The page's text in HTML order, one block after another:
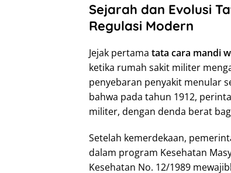
Sejarah dan Evolusi
Regulasi Modern
Jejak pertama tata cara mandi
ketika rumah sakit militer
penyebaran penyakit menular
bahwa pada tahun 1912,
militer, dengan denda berat
Setelah kemerdekaan,
dalam program Kesehatan
Kesehatan No. 12/1989